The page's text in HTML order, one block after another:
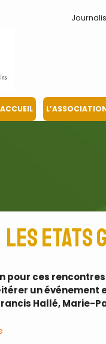
ACCUEIL
Les Etats
pour ces
un
Hallé, Marie-